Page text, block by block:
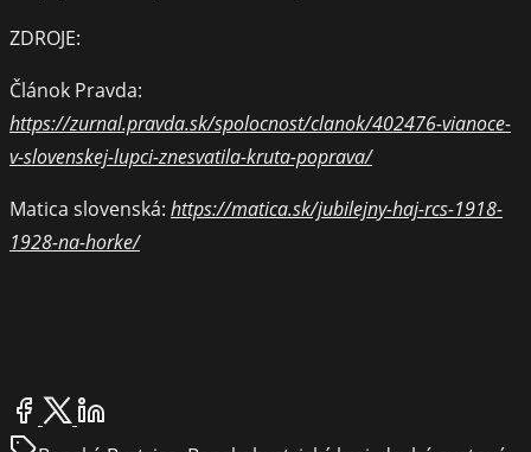
ZDROJE:
Článok Pravda:
https://zurnal.pravda.sk/spolocnost/clanok/402476-vianoce-
v-slovenskej-lupci-znesvatila-kruta-poprava/
Matica slovenská: https://matica.sk/jubilejny-haj-rcs-1918-
1928-na-horke/
Share
this